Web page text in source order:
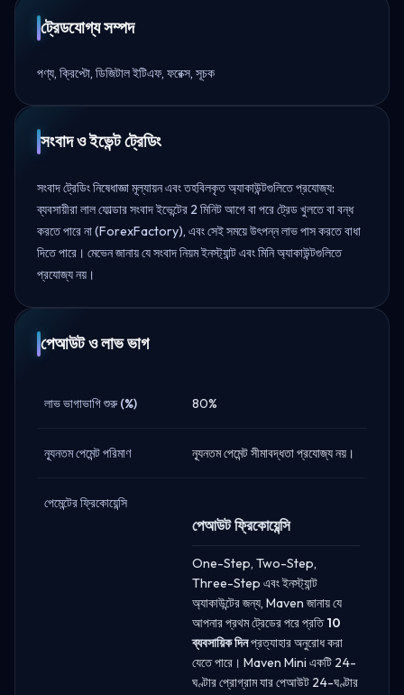
ট্রেডযোগ্য সম্পদ
পণ্য, ক্রিপ্টো, ডিজিটাল ইটিএফ, ফরেক্স, সূচক
সংবাদ ও ইভেন্ট ট্রেডিং
সংবাদ ট্রেডিং নিষেধাজ্ঞা মূল্যায়ন এবং তহবিলকৃত অ্যাকাউন্টগুলিতে প্রযোজ্য:
ব্যবসায়ীরা লাল ফোল্ডার সংবাদ ইভেন্টের 2 মিনিট আগে বা পরে ট্রেড খুলতে বা বন্ধ
করতে পারে না (ForexFactory), এবং সেই সময়ে উৎপন্ন লাভ পাস করতে বাধা
দিতে পারে। মেভেন জানায় যে সংবাদ নিয়ম ইনস্ট্যান্ট এবং মিনি অ্যাকাউন্টগুলিতে
প্রযোজ্য নয়।
পেআউট ও লাভ ভাগ
লাভ ভাগাভাগি শুরু (%) 80%
ন্যূনতম পেমেন্ট পরিমাণ ন্যূনতম পেমেন্ট সীমাবদ্ধতা প্রযোজ্য নয়।
পেমেন্টের ফ্রিকোয়েন্সি
পেআউট ফ্রিকোয়েন্সি
One-Step, Two-Step,
Three-Step এবং ইনস্ট্যান্ট
অ্যাকাউন্টের জন্য, Maven জানায় যে
আপনার প্রথম ট্রেডের পরে প্রতি10
ব্যবসায়িক দিনপ্রত্যাহার অনুরোধ করা
যেতে পারে। Maven Mini একটি 24-
ঘণ্টার প্রোগ্রাম যার পেআউট 24-ঘণ্টার